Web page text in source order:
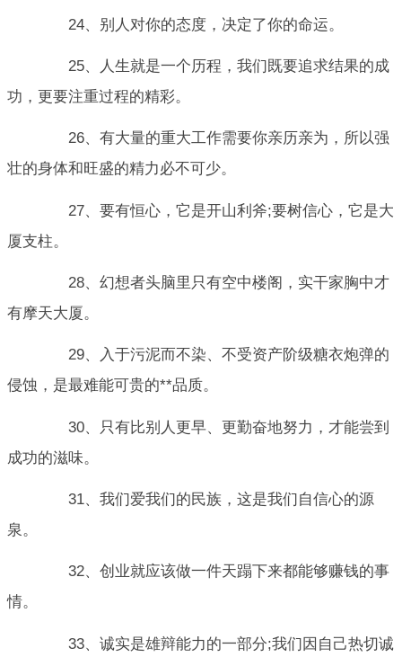
24、别人对你的态度，决定了你的命运。
25、人生就是一个历程，我们既要追求结果的成
功，更要注重过程的精彩。
26、有大量的重大工作需要你亲历亲为，所以强
壮的身体和旺盛的精力必不可少。
27、要有恒心，它是开山利斧;要树信心，它是大
厦支柱。
28、幻想者头脑里只有空中楼阁，实干家胸中才
有摩天大厦。
29、入于污泥而不染、不受资产阶级糖衣炮弹的
侵蚀，是最难能可贵的**品质。
30、只有比别人更早、更勤奋地努力，才能尝到
成功的滋味。
31、我们爱我们的民族，这是我们自信心的源
泉。
32、创业就应该做一件天蹋下来都能够赚钱的事
情。
33、诚实是雄辩能力的一部分;我们因自己热切诚